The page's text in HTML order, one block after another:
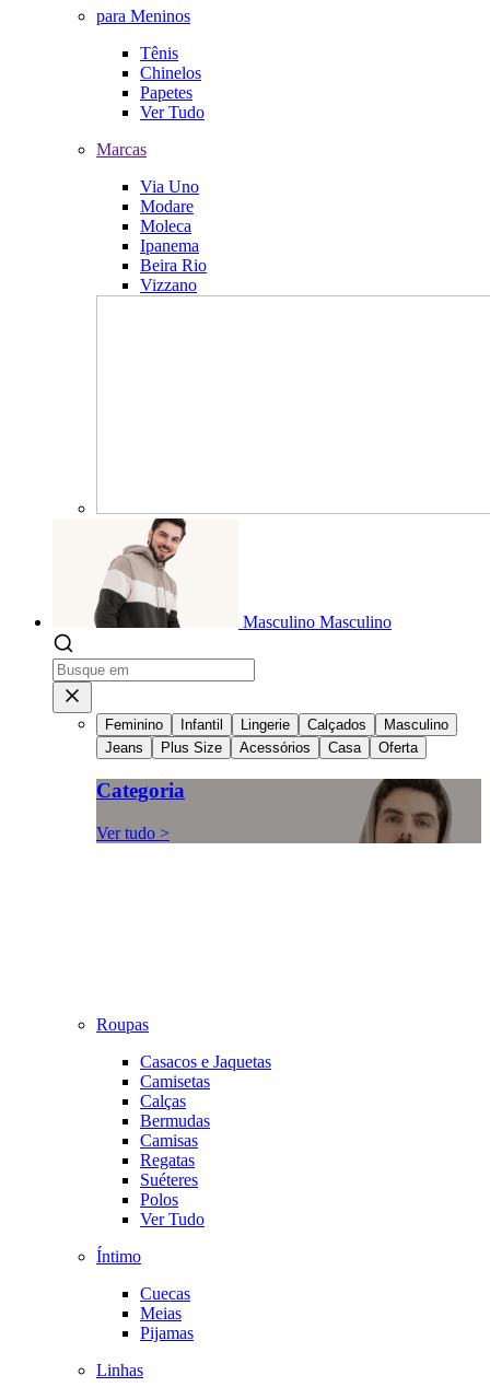
para Meninos
Tênis
Chinelos
Papetes
Ver Tudo
Marcas
Via Uno
Modare
Moleca
Ipanema
Beira Rio
Vizzano
Masculino Masculino
Feminino Infantil Lingerie Calçados
Masculino
Jeans
Plus Size Acessórios Casa Oferta
Categoria
Ver tudo >
Roupas
Casacos e Jaquetas
Camisetas
Calças
Bermudas
Camisas
Regatas
Suéteres
Polos
Ver Tudo
Íntimo
Cuecas
Meias
Pijamas
Linhas